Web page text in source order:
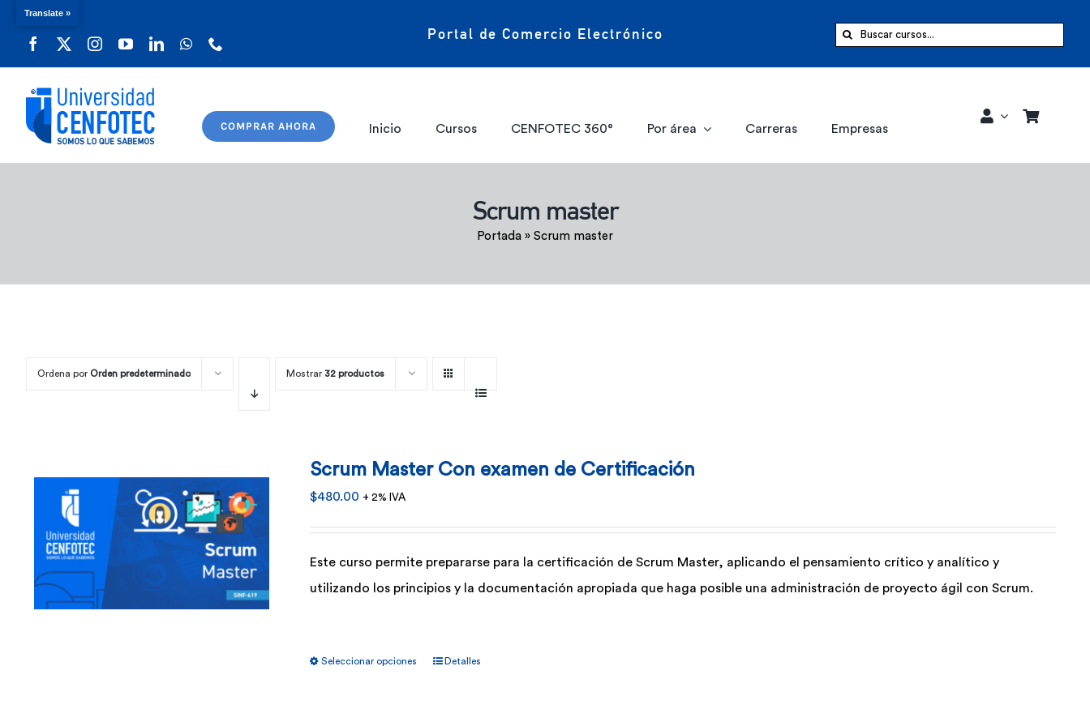
Portal de Comercio Electrónico Buscar:
COMPRAR AHORA Inicio Cursos CENFOTEC 360° Por área Carreras Empresas
Scrum master
Portada » Scrum master
Ordena por Orden predeterminado Mostrar 32 productos
Scrum Master Con examen de Certificación
$480.00 + 2% IVA
Este curso permite prepararse para la certificación de Scrum Master, aplicando el pensamiento crítico y analítico y
utilizando los principios y la documentación apropiada que haga posible una administración de proyecto ágil con Scrum.
Seleccionar opciones Detalles
Translate »